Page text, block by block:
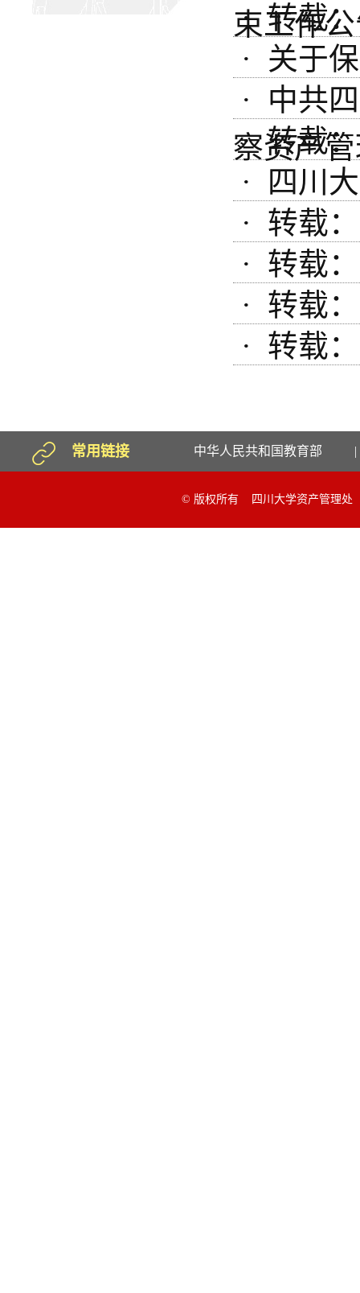
束工作
· 转载
· 关于
· 中共
察资产
· 转载
· 四川
· 转载
· 转载
· 转载
· 转载
常用链接 中华人民共和国教育部 |
© 版权所有 四川大学资产管理